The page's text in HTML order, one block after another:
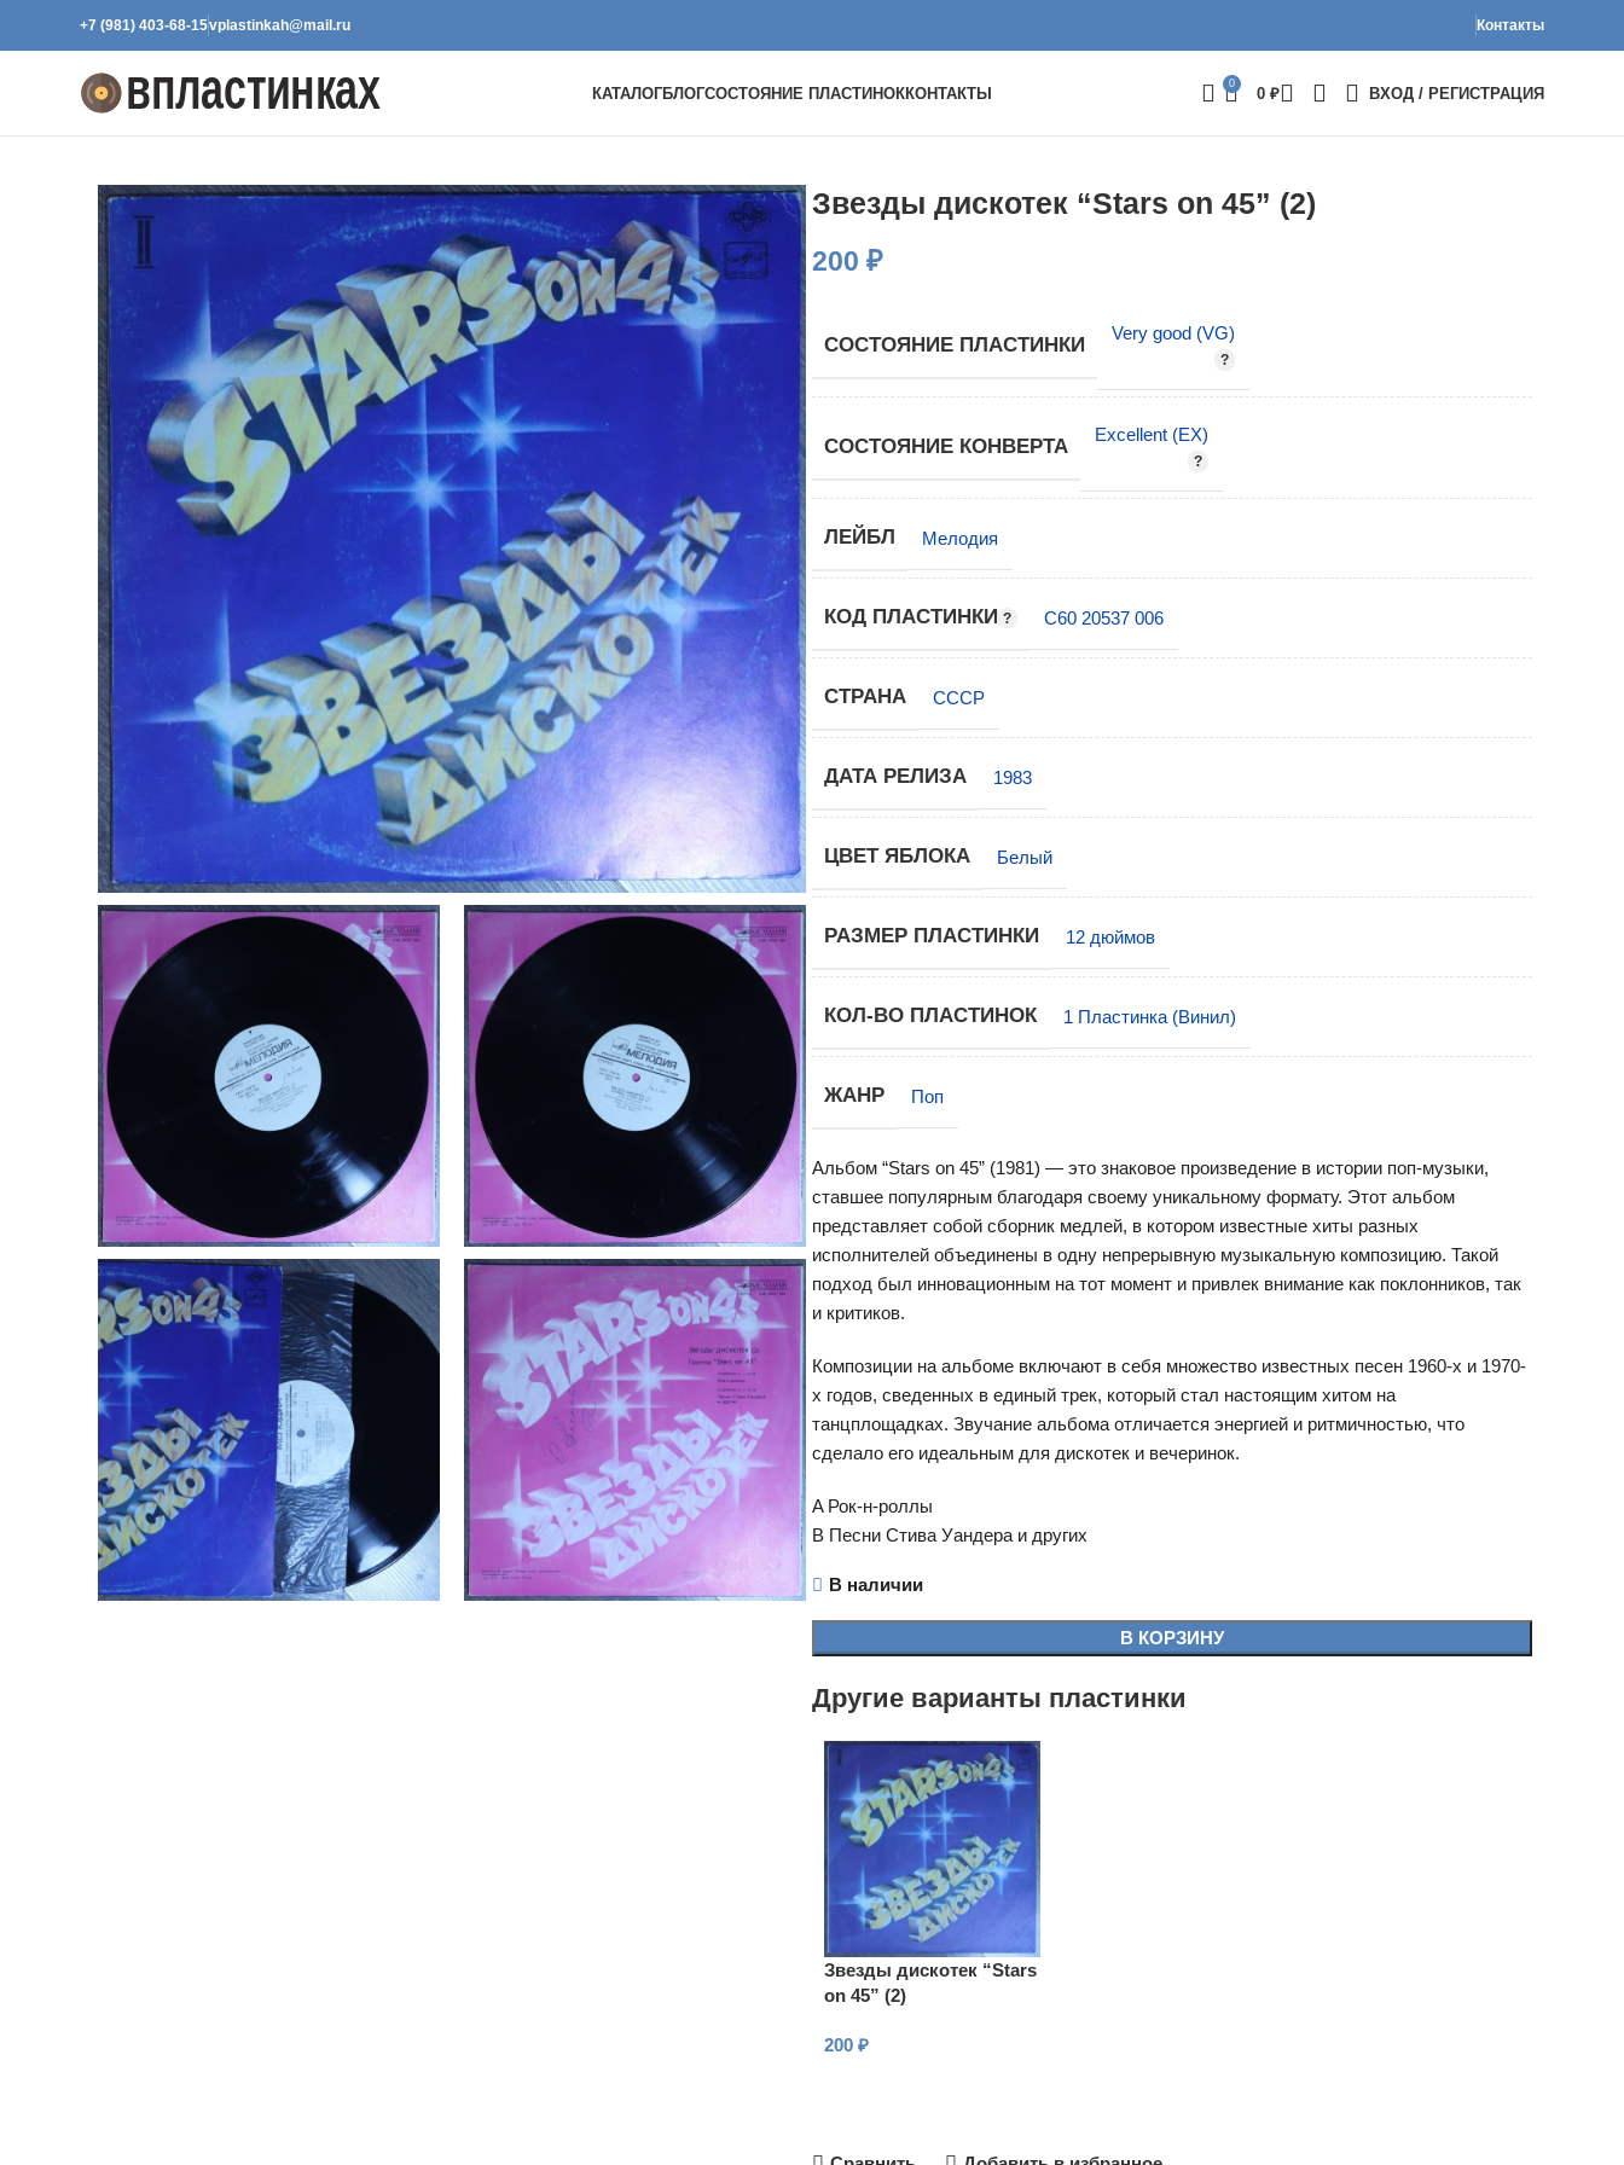
+7 (981) 403-68-15vplastinkah@mail.ru Контакты
КАТАЛОГБЛОГСОСТОЯНИЕ ПЛАСТИНОККОНТАКТЫ
0
0 ₽ ВХОД / РЕГИСТРАЦИЯ
Звезды дискотек “Stars on 45” (2)
200 ₽
СОСТОЯНИЕ ПЛАСТИНКИ
Very good (VG)
СОСТОЯНИЕ КОНВЕРТА
Excellent (EX)
ЛЕЙБЛ Мелодия
КОД ПЛАСТИНКИ С60 20537 006
СТРАНА СССР
ДАТА РЕЛИЗА 1983
ЦВЕТ ЯБЛОКА Белый
РАЗМЕР ПЛАСТИНКИ 12 дюймов
КОЛ-ВО ПЛАСТИНОК 1 Пластинка (Винил)
ЖАНР Поп
Альбом “Stars on 45” (1981) — это знаковое произведение в истории поп-музыки,
ставшее популярным благодаря своему уникальному формату. Этот альбом
представляет собой сборник медлей, в котором известные хиты разных
исполнителей объединены в одну непрерывную музыкальную композицию. Такой
подход был инновационным на тот момент и привлек внимание как поклонников, так
и критиков.
Композиции на альбоме включают в себя множество известных песен 1960-х и 1970-
х годов, сведенных в единый трек, который стал настоящим хитом на
танцплощадках. Звучание альбома отличается энергией и ритмичностью, что
сделало его идеальным для дискотек и вечеринок.
A Рок-н-роллы
B Песни Стива Уандера и других
В наличии
В КОРЗИНУ
Другие варианты пластинки
Звезды дискотек “Stars
on 45” (2)
200 ₽